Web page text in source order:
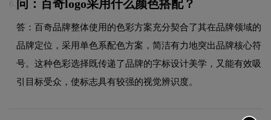
6. 问：百奇logo采用什么颜色搭配？
答：百奇品牌整体使用的色彩方案充分契合了其在品牌领域的
品牌定位，采用单色系配色方案，简洁有力地突出品牌核心符
号。这种色彩选择既传递了品牌的字标设计美学，又能有效吸
引目标受众，使标志具有较强的视觉辨识度。